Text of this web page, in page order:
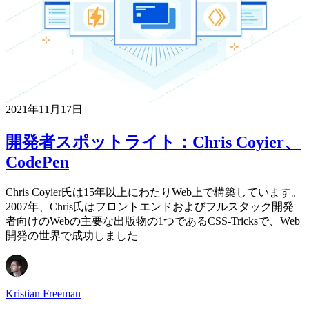
2021年11月17日
開発者スポットライト：Chris Coyier、
CodePen
Chris Coyier氏は15年以上にわたりWeb上で構築しています。
2007年、Chris氏はフロントエンドおよびフルスタック開発
者向けのWebの主要な出版物の1つであるCSS-Tricksで、Web
開発の世界で成功しました
Kristian Freeman